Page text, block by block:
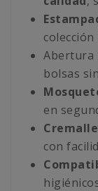
colección
Abertura
bolsas
en
con